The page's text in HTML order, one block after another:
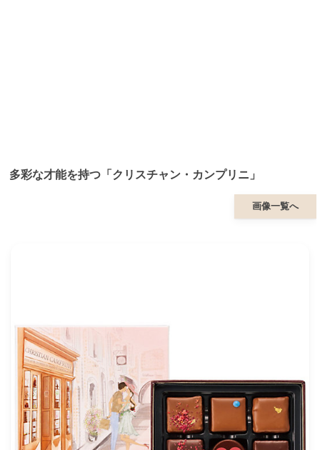
多彩な才能を持つ「クリスチャン・カンプリニ」
画像一覧へ